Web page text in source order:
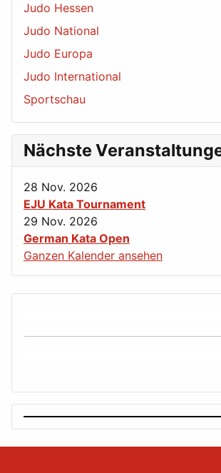
Judo Hessen
Judo National
Judo Europa
Judo International
Sportschau
Nächste
28 Nov. 2026
EJU Kata Tournament
29 Nov. 2026
German Kata Open
Ganzen Kalender ansehen